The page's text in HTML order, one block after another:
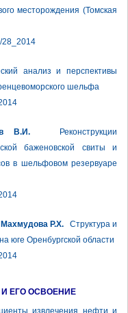
месторождения (Томская
28_2014
анализ и перспективы
шельфа
В.И.Реконструкции
баженовской свиты и
в шельфовом резервуаре
Р.Х.Структура и
юге Оренбургской области
ЕГО ОСВОЕНИЕ
извлечения нефти и